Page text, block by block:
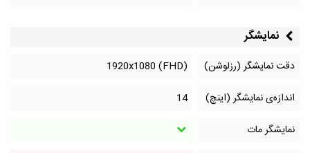
نمایشگر
دقت نمایشگر (رزلوشن)
1920x1080 (FHD)
اندازه‌ی نمایشگر (اینچ)
14
نمایشگر مات